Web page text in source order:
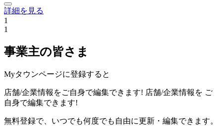
詳細を見る
1
1
事業主の皆さま
Myタウンページに登録すると
店舗/企業情報をご自身で編集できます! 店舗/企業情報を ご
自身で編集できます!
無料登録で、いつでも何度でも自由に更新・編集できます。